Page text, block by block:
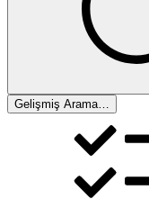
Gelişmiş Arama…